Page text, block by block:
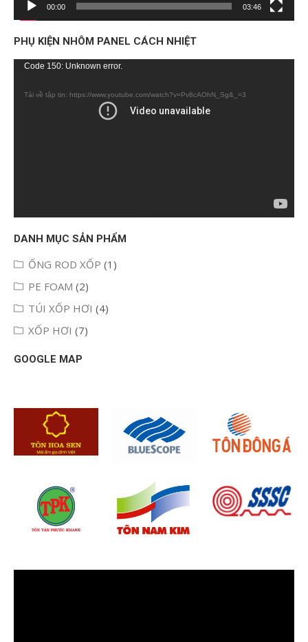
00:00 03:46
PHỤ KIỆN NHÔM PANEL CÁCH NHIỆT
Trình
Code 150: Unknown error.
Tải về tập tin: https://www.youtube.com/watch?v=Pv8cAOhN_Sg&_=3
DANH MỤC SẢN PHẨM
ỐNG ROD XỐP (1)
PE FOAM (2)
TÚI XỐP HƠI (4)
XỐP HƠI (7)
GOOGLE MAP